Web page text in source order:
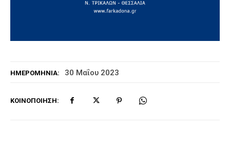
ΗΜΕΡΟΜΗΝΊΑ: 30 Μαΐου 2023
ΚΟΙΝΟΠΟΊΗΣΗ: